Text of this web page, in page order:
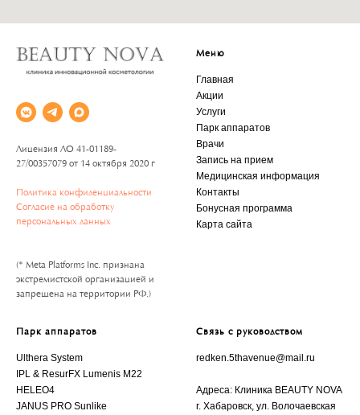
Лицензия ЛО 41-01189-
27/00357079 от 14 октября 2020 г
Политика конфиденциальности
Согласие на обработку
персональных данных
(* Meta Platforms Inc. признана
экстремистской организацией и
запрещена на территории РФ.)
Меню
Главная
Акции
Услуги
Парк аппаратов
Врачи
Запись на прием
Медицинская информация
Контакты
Бонусная программа
Карта сайта
Парк аппаратов
Ulthera System
IPL & ResurFX Lumenis M22
HELEO4
JANUS PRO Sunlike
Связь с руководством
redken.5thavenue@mail.ru
Адреса: Клиника BEAUTY NOVA
г. Хабаровск, ул. Волочаевская